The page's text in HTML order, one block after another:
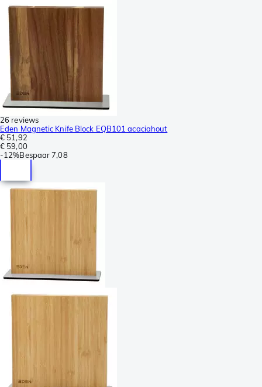
26 reviews
Eden Magnetic Knife Block EQB101 acaciahout
€ 51,92
€ 59,00
-12%Bespaar 7,08